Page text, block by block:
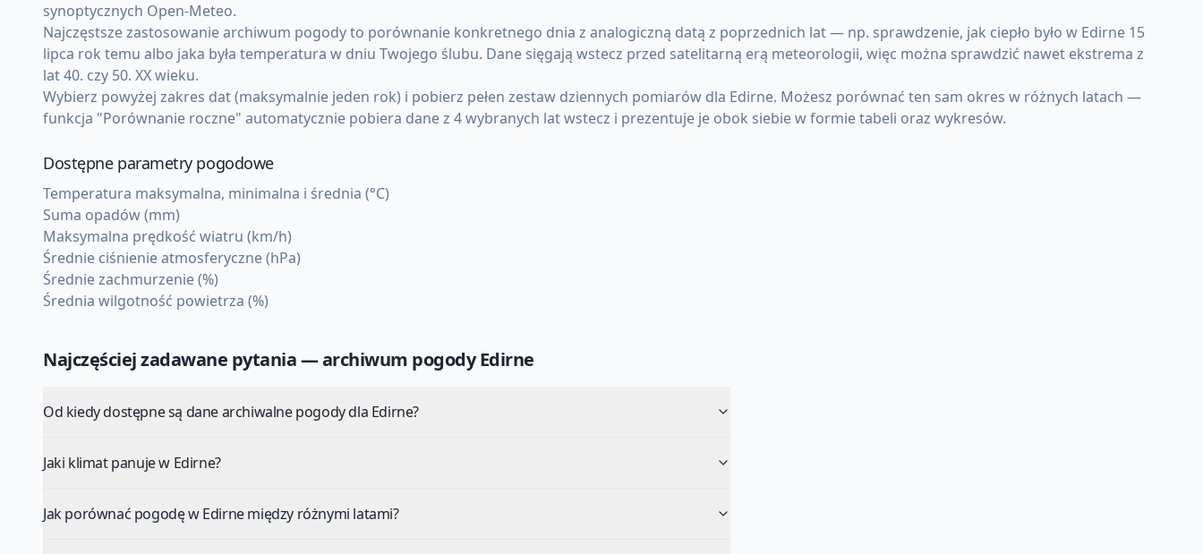
synoptycznych Open-Meteo.
Najczęstsze zastosowanie archiwum pogody to porównanie konkretnego dnia z analogiczną datą z poprzednich lat — np. sprawdzenie, jak ciepło było w Edirne 15
lipca rok temu albo jaka była temperatura w dniu Twojego ślubu. Dane sięgają wstecz przed satelitarną erą meteorologii, więc można sprawdzić nawet ekstrema z
lat 40. czy 50. XX wieku.
Wybierz powyżej zakres dat (maksymalnie jeden rok) i pobierz pełen zestaw dziennych pomiarów dla Edirne. Możesz porównać ten sam okres w różnych latach —
funkcja "Porównanie roczne" automatycznie pobiera dane z 4 wybranych lat wstecz i prezentuje je obok siebie w formie tabeli oraz wykresów.
Dostępne parametry pogodowe
Temperatura maksymalna, minimalna i średnia (°C)
Suma opadów (mm)
Maksymalna prędkość wiatru (km/h)
Średnie ciśnienie atmosferyczne (hPa)
Średnie zachmurzenie (%)
Średnia wilgotność powietrza (%)
Najczęściej zadawane pytania — archiwum pogodyEdirne
Od kiedy dostępne są dane archiwalne pogody dla Edirne?
Jaki klimat panuje w Edirne?
Jak porównać pogodę w Edirne między różnymi latami?